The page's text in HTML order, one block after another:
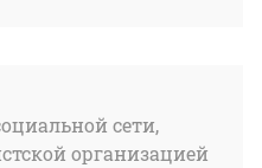
сети,
организацией